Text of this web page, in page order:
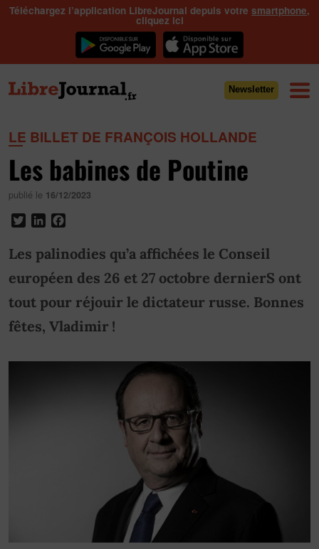
Téléchargez l’application LibreJournal depuis votre smartphone,
cliquez ici
Newsletter
LE BILLET DE FRANÇOIS HOLLANDE
Les babines de Poutine
publié le 16/12/2023
TwitterLinkedIn
Les palinodies qu’a affichées le Conseil
européen des 26 et 27 octobre dernierS ont
tout pour réjouir le dictateur russe. Bonnes
fêtes, Vladimir !